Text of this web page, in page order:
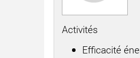
Activités
Efficacité